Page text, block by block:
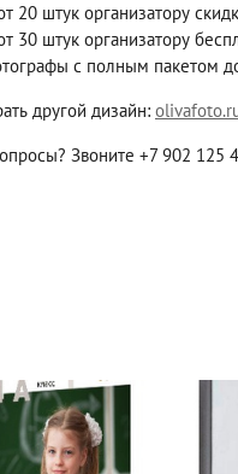
20 штук организатору
30 штук организатору
с полным пакетом
другой дизайн:
Звоните +7 902 125